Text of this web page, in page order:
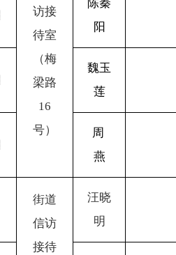
访接
待室
（梅
梁路
16
号）
陈秦
阳
魏玉
莲
周
燕
街道
信访
接待
汪晓
明